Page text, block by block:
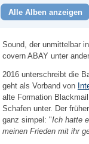
Alle Alben anzeigen
Sound, der unmittelbar
covern ABAY unter
2016 unterschreibt die
geht als Vorband von
alte Formation
Schafen unter. Der
ganz simpel: "Ich hatte
meinen Frieden mit ihr